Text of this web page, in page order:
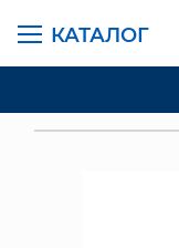
КАТАЛОГ
ГЛАВНАЯ СТРАНИЦА